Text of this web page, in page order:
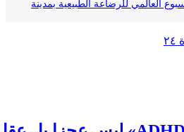
العالمي للرضاعة الطبيعية بمدينة